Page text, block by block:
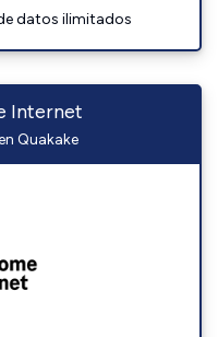
datos ilimitados
Internet
Quakake